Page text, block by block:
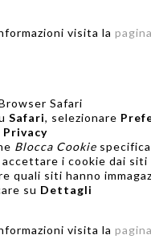
visita la
Safari
Safari, selezionare
Privacy
Blocca Cookie
accettare i cookie dai
quali siti hanno
su Dettagli
visita la